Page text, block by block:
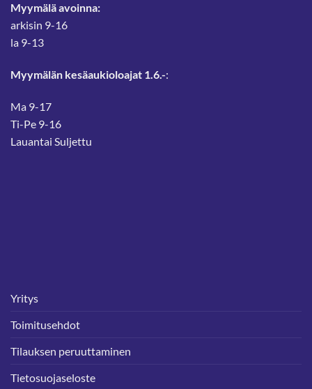
Myymälä avoinna:
arkisin 9-16
la 9-13
Myymälän kesäaukioloajat 1.6.-:
Ma 9-17
Ti-Pe 9-16
Lauantai Suljettu
Yritys
Toimitusehdot
Tilauksen peruuttaminen
Tietosuojaseloste